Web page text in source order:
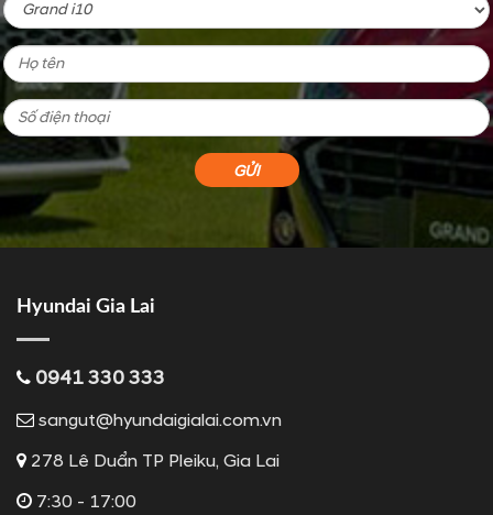
Hyundai Gia Lai
0941 330 333
sangut@hyundaigialai.com.vn
278 Lê Duẩn TP Pleiku, Gia Lai
7:30 - 17:00